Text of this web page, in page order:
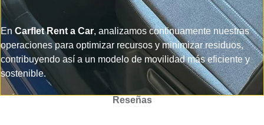
En Carflet Rent a Car, analizamos continuamente nuestras
operaciones para optimizar recursos y minimizar residuos,
contribuyendo así a un modelo de movilidad más eficiente y
sostenible.
Reseñas